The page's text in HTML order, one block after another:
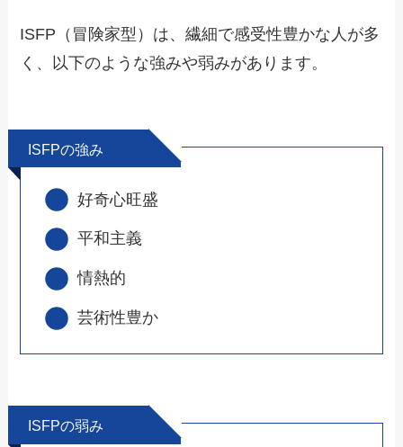
ISFP（冒険家型）は、繊細で感受性豊かな人が多
く、以下のような強みや弱みがあります。
ISFPの強み
好奇心旺盛
平和主義
情熱的
芸術性豊か
ISFPの弱み